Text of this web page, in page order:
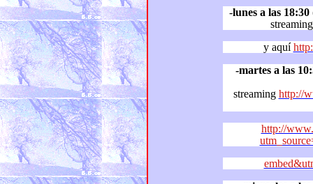
-lunes a las 18:30
streaming
y aquí
-martes a las
streaming http://
http://